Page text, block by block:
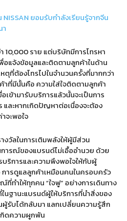
NISSAN ยอมรับกำลังเรียนรู้จากจีน
า
10,000ราย แต่บริษัทมีการโทรหา
อแจ้งข้อมูลและติดตามลูกค้าในด้าน
ตุที่ต้องโทรไปในจำนวนครั้งที่มากกว่า
าที่มีนั้นคือ ความใส่ใจติดตามลูกค้า
เข้ามารับบริการแล้วนั้นจะเป็นการ
และหากเกิดปัญหาต่อเนื่องจะต้อง
จะพอใจ
งวัลในการเติมพลังให้ผู้มีส่วน
ารณ์ของแบรนด์ไม่เอื้ออำนวย ด้วย
ริการและความพึงพอใจให้กับผู้
การดูแลลูกค้าเหมือนคนในครอบครัว
ที่ทำให้ทุกคน“ใจฟู” อย่างการเดินทาง
นฐานะแบรนด์ผู้ให้บริการที่นำสิ่งของ
รับได้กลับมา แลกเปลี่ยนความรู้สึก
ดความผูกพัน